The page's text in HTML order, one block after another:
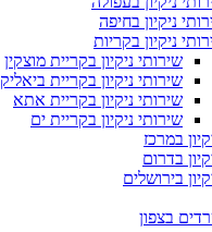
ניקיון בחיפה
ניקיון בקריות
שירותי ניקיון בקריית מוצקין
שירותי ניקיון בקריית ביאליק
שירותי ניקיון בקריית אתא
שירותי ניקיון בקריית ים
במרכז
בדרום
בירושלים
בצפון